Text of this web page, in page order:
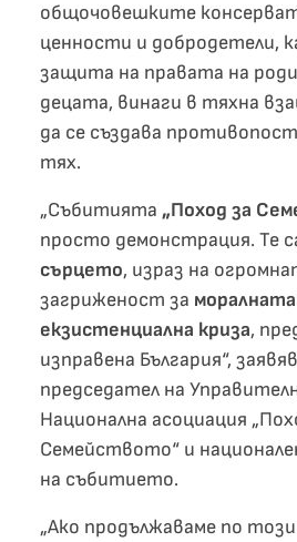
общочовешките
ценности и добродетели,
защита на правата на
децата, винаги в тяхна
да се създава
тях.
„Събитията „Поход за
просто демонстрация. Те
сърцето, израз на
загриженост за
екзистенциална криза,
изправена България“,
председател на
Национална асоциация
Семейството“ и
на събитието.
„Ако продължаваме по